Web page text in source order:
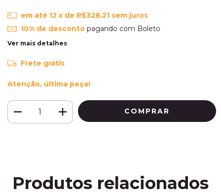
em até 12 x de R$328,21 sem juros
10% de descontopagando com Boleto
Ver mais detalhes
Frete grátis
Atenção, última peça!
Produtos relacionados